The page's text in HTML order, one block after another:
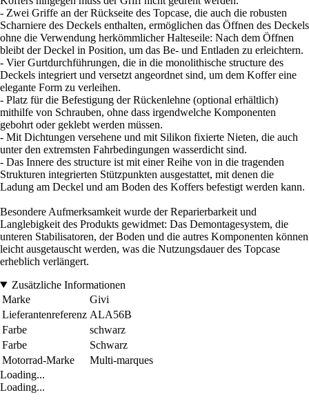
- Zwei Griffe an der Rückseite des Topcase, die auch die robusten
Scharniere des Deckels enthalten, ermöglichen das Öffnen des Deckels
ohne die Verwendung herkömmlicher Halteseile: Nach dem Öffnen
bleibt der Deckel in Position, um das Be- und Entladen zu erleichtern.
- Vier Gurtdurchführungen, die in die monolithische structure des
Deckels integriert und versetzt angeordnet sind, um dem Koffer eine
elegante Form zu verleihen.
- Platz für die Befestigung der Rückenlehne (optional erhältlich)
mithilfe von Schrauben, ohne dass irgendwelche Komponenten
gebohrt oder geklebt werden müssen.
- Mit Dichtungen versehene und mit Silikon fixierte Nieten, die auch
unter den extremsten Fahrbedingungen wasserdicht sind.
- Das Innere des structure ist mit einer Reihe von in die tragenden
Strukturen integrierten Stützpunkten ausgestattet, mit denen die
Ladung am Deckel und am Boden des Koffers befestigt werden kann.
Besondere Aufmerksamkeit wurde der Reparierbarkeit und
Langlebigkeit des Produkts gewidmet: Das Demontagesystem, die
unteren Stabilisatoren, der Boden und die autres Komponenten können
leicht ausgetauscht werden, was die Nutzungsdauer des Topcase
erheblich verlängert.
Zusätzliche Informationen
Marke
Givi
Lieferantenreferenz ALA56B
Farbe
schwarz
Farbe
Schwarz
Motorrad-Marke
Multi-marques
Loading...
Loading...